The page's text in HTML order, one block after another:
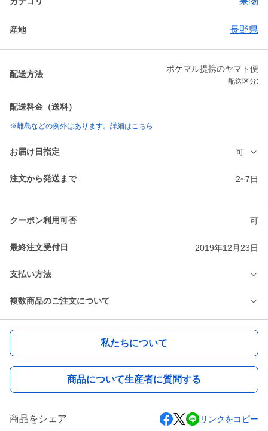
産地 長野県
配送方法
ポケマル提携のヤマト便
配送区分:
配送料金（送料）
※離島などの例外はあります。詳細はこちら
お届け日指定 可
注文から発送まで 2~7日
クーポン利用可否 可
最終注文受付日 2019年12月23日
支払い方法
複数商品のご注文について
私たちについて
商品について生産者に質問する
商品をシェア リンクをコピー